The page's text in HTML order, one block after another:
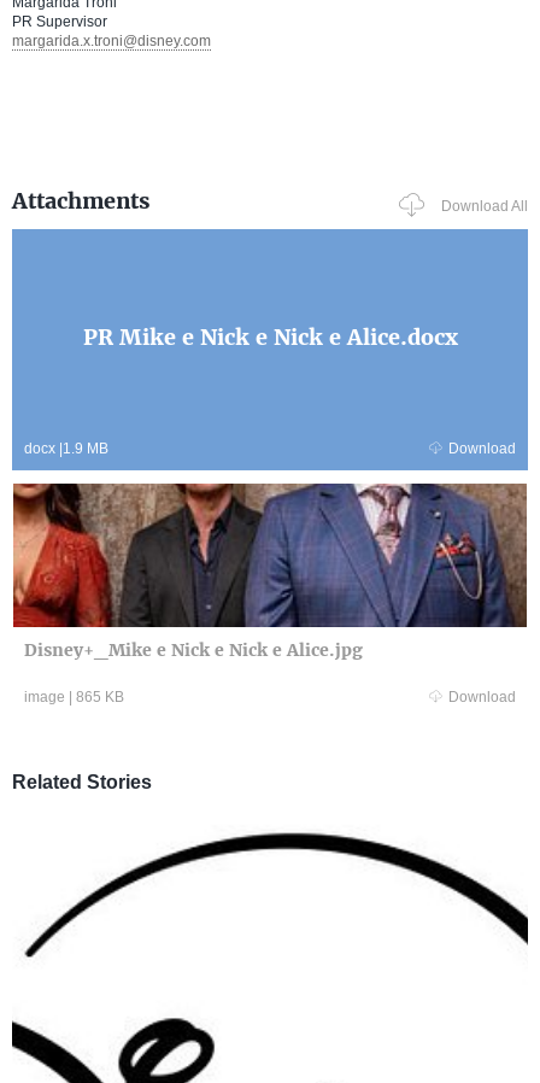
PR Supervisor
margarida.x.troni@disney.com
Attachments Download All
PR Mike e Nick e Nick e Alice.docx
docx 1.9 MB Download
Disney+_Mike e Nick e Nick e Alice.jpg
image 865 KB Download
Related Stories